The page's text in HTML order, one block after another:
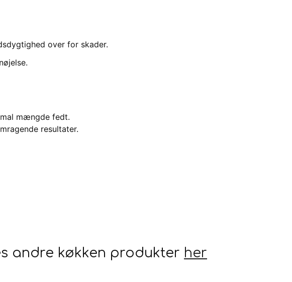
over for skader.
mængde fedt.
resultater.
andre køkken produkter her